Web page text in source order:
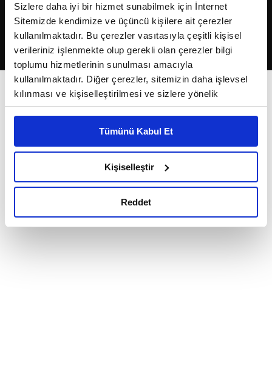
Sizlere daha iyi bir hizmet sunabilmek için İnternet
Sitemizde kendimize ve üçüncü kişilere ait çerezler
kullanılmaktadır. Bu çerezler vasıtasıyla çeşitli kişisel
verileriniz işlenmekte olup gerekli olan çerezler bilgi
toplumu hizmetlerinin sunulması amacıyla
kullanılmaktadır. Diğer çerezler, sitemizin daha işlevsel
kılınması ve kişiselleştirilmesi ve sizlere yönelik
reklam/pazarlama faaliyetlerinin yapılması, amaçlarıyla
Çerezlere ilişkin tercihlerinizi çerez paneli vasıtasıyla
belirleyebilirsiniz. Çerezlere ilişkin detaylı bilgi için
Ayarlar butonuna tıklayabilir,Çerez Bilgilendirme
Metnimizi ziyaret edebilirsiniz.
okumak ve sitemizi ziyaretiniz kapsamında
Tümünü Kabul Et
Kişiselleştir
Reddet
2026Fikriyat. Tüm hakları saklıdır.